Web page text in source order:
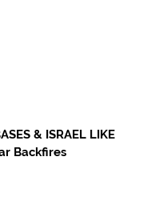
& ISRAEL LIKE
Backfires